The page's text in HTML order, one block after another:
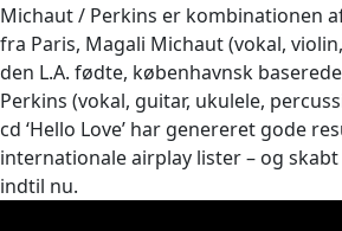
Michaut / Perkins er kombinationen
fra Paris, Magali Michaut (vokal,
den L.A. fødte, københavnsk
Perkins (vokal, guitar, ukulele,
cd ‘Hello Love’ har genereret gode
internationale airplay lister – og
indtil nu.